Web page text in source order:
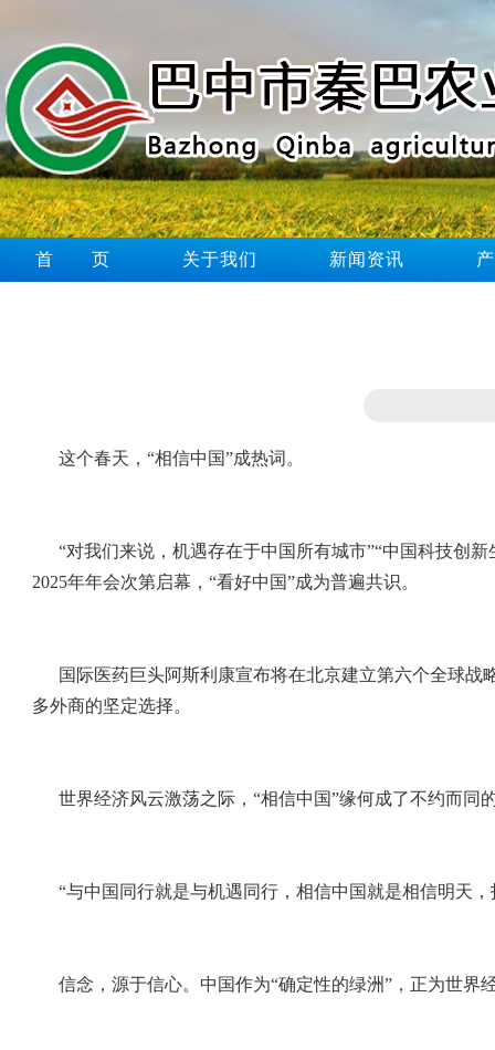
首 页 关于我们 新闻资讯
这个春天，“相信中国”成热词。
“对我们来说，机遇存在于中国所有城市”“中国科技创
2025年年会次第启幕，“看好中国”成为普遍共识。
国际医药巨头阿斯利康宣布将在北京建立第六个全球
多外商的坚定选择。
世界经济风云激荡之际，“相信中国”缘何成了不约而同
“与中国同行就是与机遇同行，相信中国就是相信明天
信念，源于信心。中国作为“确定性的绿洲”，正为世界